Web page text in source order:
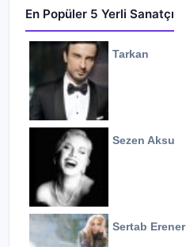
En Popüler 5 Yerli Sanatçı
Tarkan
Sezen Aksu
Sertab Erener